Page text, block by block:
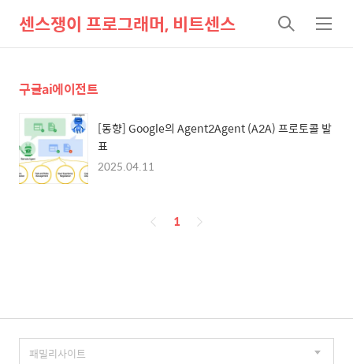
센스쟁이 프로그래머, 비트센스
검
색
메
뉴
구글ai에이전트
[동향] Google의 Agent2Agent (A2A) 프로토콜 발
표
2025.04.11
페
1